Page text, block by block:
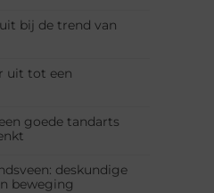
bij de trend van
uit tot een
goede tandarts
deskundige
beweging